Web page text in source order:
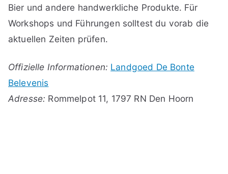
Bier und andere handwerkliche Produkte. Für
Workshops und Führungen solltest du vorab die
aktuellen Zeiten prüfen.
Offizielle Informationen: Landgoed De Bonte
Belevenis
Adresse: Rommelpot 11, 1797 RN Den Hoorn